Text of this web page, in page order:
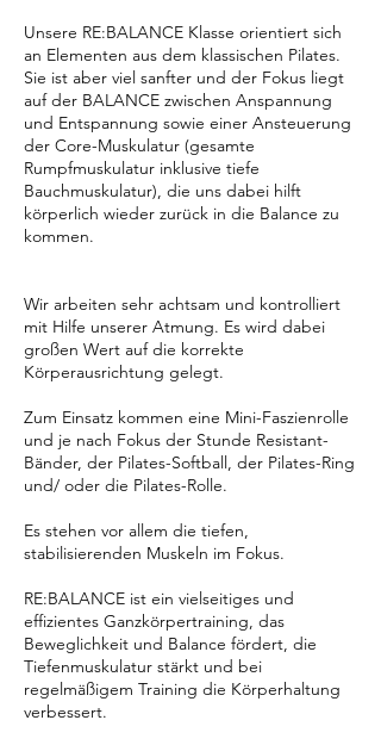
Unsere RE:BALANCE Klasse orientiert sich
an Elementen aus dem klassischen Pilates.
Sie ist aber viel sanfter und der Fokus liegt
auf der BALANCE zwischen Anspannung
und Entspannung sowie einer Ansteuerung
der Core-Muskulatur (gesamte
Rumpfmuskulatur inklusive tiefe
Bauchmuskulatur), die uns dabei hilft
körperlich wieder zurück in die Balance zu
kommen.
Wir arbeiten sehr achtsam und kontrolliert
mit Hilfe unserer Atmung. Es wird dabei
großen Wert auf die korrekte
Körperausrichtung gelegt.
Zum Einsatz kommen eine Mini-Faszienrolle
und je nach Fokus der Stunde Resistant-
Bänder, der Pilates-Softball, der Pilates-Ring
und/ oder die Pilates-Rolle.
Es stehen vor allem die tiefen,
stabilisierenden Muskeln im Fokus.
RE:BALANCE ist ein vielseitiges und
effizientes Ganzkörpertraining, das
Beweglichkeit und Balance fördert, die
Tiefenmuskulatur stärkt und bei
regelmäßigem Training die Körperhaltung
verbessert.